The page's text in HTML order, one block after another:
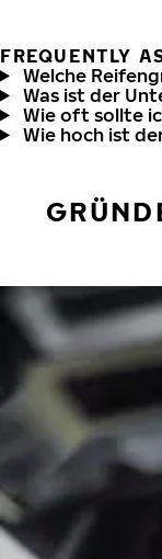
FREQUENTLY
Welche
Was ist der
Wie oft sollte
Wie hoch ist